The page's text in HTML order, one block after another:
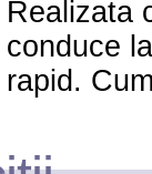
Realizata
conduce
rapid.